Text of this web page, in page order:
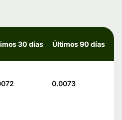
30 días Últimos 90 días
0.0073